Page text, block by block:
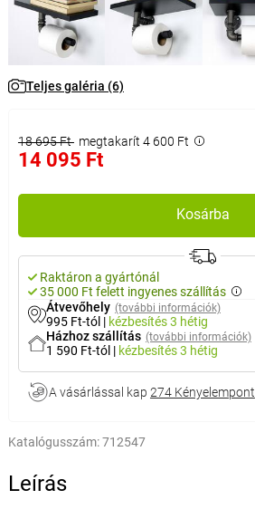
Teljes galéria (6)
18 695 Ft megtakarít 4 600 Ft
14 095 Ft
Kosárba
Raktáron a gyártónál
35 000 Ft felett ingyenes szállítás
Átvevőhely (további információk)
995 Ft-tól | kézbesítés3 hétig
Házhoz szállítás (további információk)
1 590 Ft-tól | kézbesítés3 hétig
A vásárlással kap 274 Kényelempont
Katalógusszám:712547
Leírás